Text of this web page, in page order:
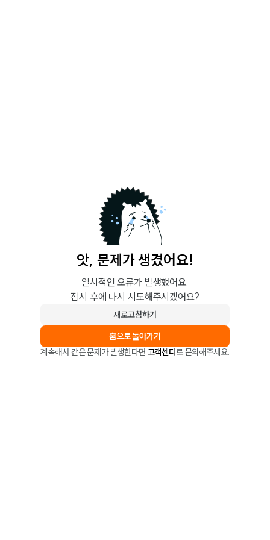
앗, 문제가 생겼어요!
일시적인 오류가 발생했어요.
잠시 후에 다시 시도해주시겠어요?
새로고침하기
홈으로 돌아가기
계속해서 같은 문제가 발생한다면 고객센터로 문의해주세요.